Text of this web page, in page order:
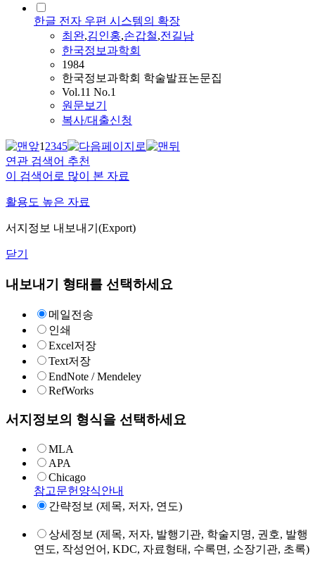
한글 전자 우편 시스템의 확장
최완,김인홍,손갑철,전길남
한국정보과학회
1984
한국정보과학회 학술발표논문집
Vol.11 No.1
원문보기
복사/대출신청
12345
연관 검색어 추천
이 검색어로 많이 본 자료
활용도 높은 자료
서지정보 내보내기(Export)
닫기
내보내기 형태를 선택하세요
메일전송
인쇄
Excel저장
Text저장
EndNote / Mendeley
RefWorks
서지정보의 형식을 선택하세요
MLA
APA
Chicago
참고문헌양식안내
간략정보 (제목, 저자, 연도)
상세정보 (제목, 저자, 발행기관, 학술지명, 권호, 발행
연도, 작성언어, KDC, 자료형태, 수록면, 소장기관, 초록)